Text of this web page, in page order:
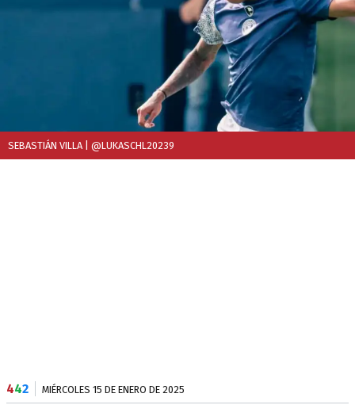
SEBASTIÁN VILLA | @LUKASCHL20239
442 MIÉRCOLES 15 DE ENERO DE 2025